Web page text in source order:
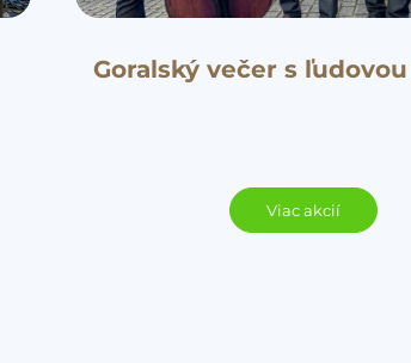
Goralský večer s
Viac akcií